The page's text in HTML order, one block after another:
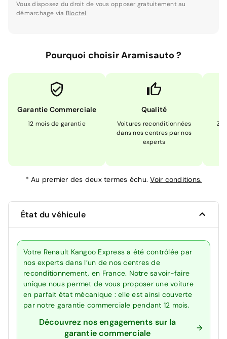
Vous disposez du droit de vous opposer gratuitement au
démarchage via Bloctel
Pourquoi choisir Aramisauto ?
Garantie Commerciale
12 mois de garantie
Qualité
Voitures reconditionnées
dans nos centres par nos
experts
*Au premier des deux termes échu.Voir conditions.
État du véhicule
Votre Renault Kangoo Express a été contrôlée par
nos experts dans l’un de nos centres de
reconditionnement, en France. Notre savoir-faire
unique nous permet de vous proposer une voiture
en parfait état mécanique : elle est ainsi couverte
par notre garantie commerciale pendant 12 mois.
Découvrez nos engagements sur la
garantie commerciale